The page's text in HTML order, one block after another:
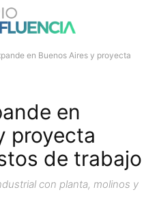
en Buenos Aires y proyecta
en
proyecta
de trabajo
con planta, molinos y